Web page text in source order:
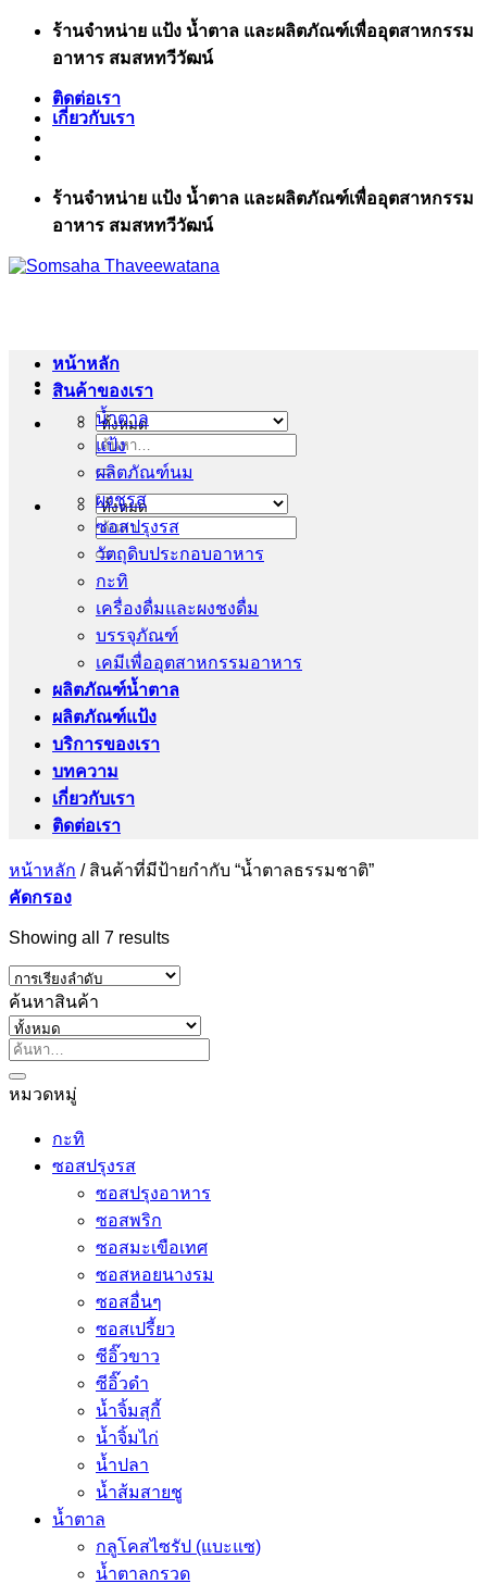
ข้าม
เนื้อหา
ร้านจำหน่าย แป้ง น้ำตาล และผลิตภัณฑ์เพื่ออุตสาหกรรม
อาหาร สมสหทวีวัฒน์
ติดต่อเรา
เกี่ยวกับเรา
ร้านจำหน่าย แป้ง น้ำตาล และผลิตภัณฑ์เพื่ออุตสาหกรรม
อาหาร สมสหทวีวัฒน์
ค้นหา:
ค้นหา:
หน้าหลัก
สินค้าของเรา
น้ำตาล
แป้ง
ผลิตภัณฑ์นม
ผงชูรส
ซอสปรุงรส
วัตถุดิบประกอบอาหาร
กะทิ
เครื่องดื่มและผงชงดื่ม
บรรจุภัณฑ์
เคมีเพื่ออุตสาหกรรมอาหาร
ผลิตภัณฑ์น้ำตาล
ผลิตภัณฑ์แป้ง
บริการของเรา
บทความ
เกี่ยวกับเรา
ติดต่อเรา
หน้าหลัก /สินค้าที่มีป้ายกำกับ “น้ำตาลธรรมชาติ”
คัดกรอง
Showing all 7 results
ค้นหาสินค้า
ค้นหา:
หมวดหมู่
กะทิ
ซอสปรุงรส
ซอสปรุงอาหาร
ซอสพริก
ซอสมะเขือเทศ
ซอสหอยนางรม
ซอสอื่นๆ
ซอสเปรี้ยว
ซีอิ๊วขาว
ซีอิ๊วดำ
น้ำจิ้มสุกี้
น้ำจิ้มไก่
น้ำปลา
น้ำส้มสายชู
น้ำตาล
กลูโคสไซรัป (แบะแซ)
น้ำตาลกรวด